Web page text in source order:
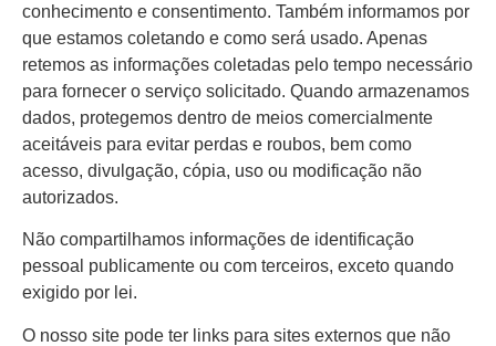
conhecimento e consentimento. Também informamos por
que estamos coletando e como será usado. Apenas
retemos as informações coletadas pelo tempo necessário
para fornecer o serviço solicitado. Quando armazenamos
dados, protegemos dentro de meios comercialmente
aceitáveis para evitar perdas e roubos, bem como
acesso, divulgação, cópia, uso ou modificação não
autorizados.
Não compartilhamos informações de identificação
pessoal publicamente ou com terceiros, exceto quando
exigido por lei.
O nosso site pode ter links para sites externos que não